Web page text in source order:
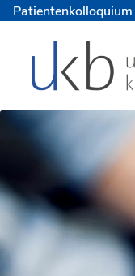
Patientenkolloquium